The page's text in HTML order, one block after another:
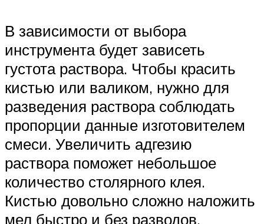
В зависимости от выбора
инструмента будет зависеть
густота раствора. Чтобы красить
кистью или валиком, нужно для
разведения раствора соблюдать
пропорции данные изготовителем
смеси. Увеличить адгезию
раствора поможет небольшое
количество столярного клея.
Кистью довольно сложно наложить
мел быстро и без разводов.